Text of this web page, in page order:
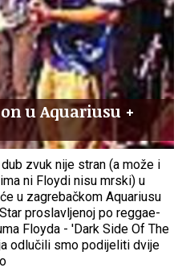
u Aquariusu +
zvuk nije stran (a može i
ni Floydi nisu mrski) u
u zagrebačkom Aquariusu
proslavljenoj po reggae-
Floyda - 'Dark Side Of The
odlučili smo podijeliti dvije